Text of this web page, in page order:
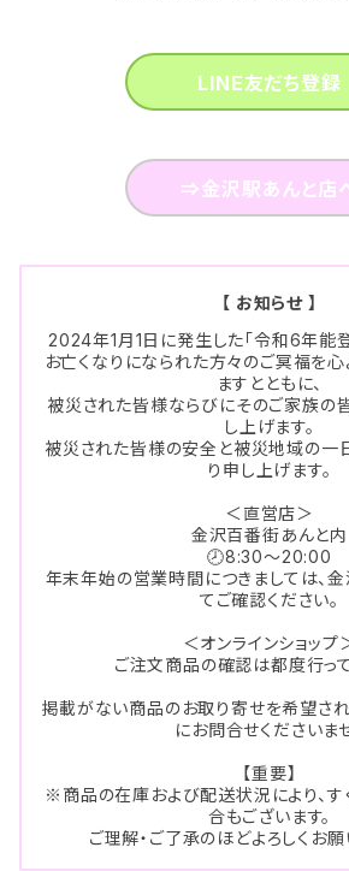
LINE友だち登録
⇒金沢駅あんと店
【 お知らせ 】
2024年1月1日に発生した「令和6年能登
お亡くなりになられた方々のご冥福を
ますとともに、
被災された皆様ならびにそのご家族の
し上げます。
被災された皆様の安全と被災地域の一
り申し上げます。
＜直営店＞
金沢百番街あんと内
🕗8:30～20:00
年末年始の営業時間につきましては、
てご確認ください。
＜オンラインショップ
ご注文商品の確認は都度行って
掲載がない商品のお取り寄せを希望さ
にお問合せくださいませ
【重要】
※商品の在庫および配送状況により、す
合もございます。
ご理解・ご了承のほどよろしくお願